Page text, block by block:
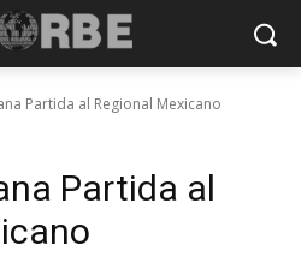
Partida al Regional Mexicano
Partida al